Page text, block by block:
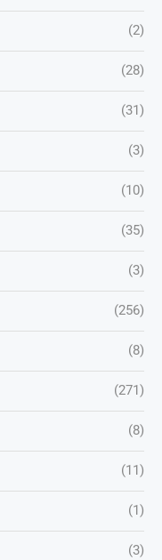
(2)
(28)
(31)
(3)
(10)
(35)
(3)
(256)
(8)
(271)
(8)
(11)
(1)
(3)